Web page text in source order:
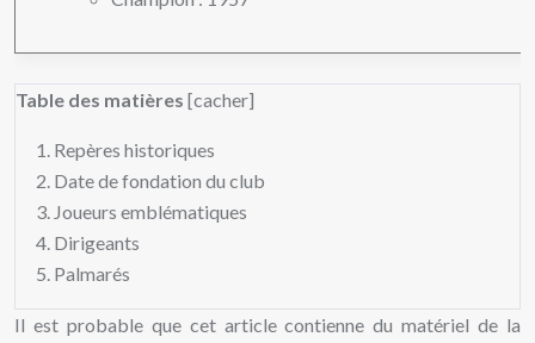
Table des matières [cacher]
Repères historiques
Date de fondation du club
Joueurs emblématiques
Dirigeants
Palmarés
Il est probable que cet article contienne du matériel de la